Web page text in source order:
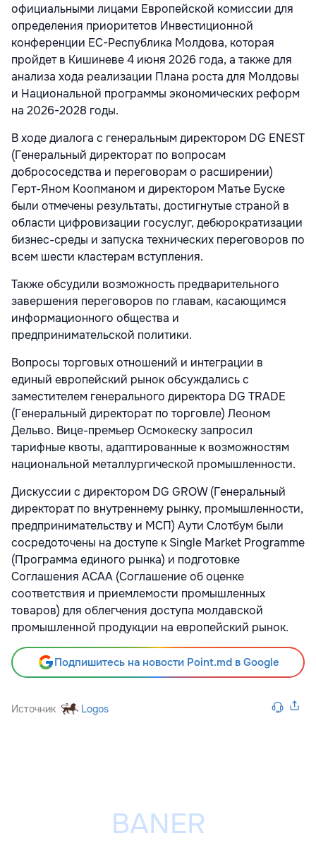
официальными лицами Европейской комиссии для
определения приоритетов Инвестиционной
конференции ЕС-Республика Молдова, которая
пройдет в Кишиневе 4 июня 2026 года, а также для
анализа хода реализации Плана роста для Молдовы
и Национальной программы экономических реформ
на 2026-2028 годы.
В ходе диалога с генеральным директором DG ENEST
(Генеральный директорат по вопросам
добрососедства и переговорам о расширении)
Герт-Яном Коопманом и директором Матье Буске
были отмечены результаты, достигнутые страной в
области цифровизации госуслуг, дебюрократизации
бизнес-среды и запуска технических переговоров по
всем шести кластерам вступления.
Также обсудили возможность предварительного
завершения переговоров по главам, касающимся
информационного общества и
предпринимательской политики.
Вопросы торговых отношений и интеграции в
единый европейский рынок обсуждались с
заместителем генерального директора DG TRADE
(Генеральный директорат по торговле) Леоном
Дельво. Вице-премьер Осмокеску запросил
тарифные квоты, адаптированные к возможностям
национальной металлургической промышленности.
Дискуссии с директором DG GROW (Генеральный
директорат по внутреннему рынку, промышленности,
предпринимательству и МСП) Аути Слотбум были
сосредоточены на доступе к Single Market Programme
(Программа единого рынка) и подготовке
Соглашения ACAA (Соглашение об оценке
соответствия и приемлемости промышленных
товаров) для облегчения доступа молдавской
промышленной продукции на европейский рынок.
Подпишитесь на новости Point.md в Google
Источник Logos